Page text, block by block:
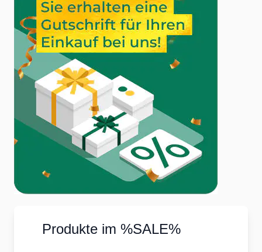
Wissenschaftlich erprobte Qualität: Hochwertige MSM-
Produkte sind wissenschaftlich geprüft und bieten
nachweisbare Vorteile für Ihre Gesundheit.
Vorbeugung von Schwefelmangel durch MSM und
Ein dauerhafter Schwefelmangel lässt sich nicht nur durch
die Zufuhr von MSM-Nahrungsergänzungsmitteln
vermeiden. Auch Mangan spielt eine wichtige Rolle im
Schwefelstoffwechsel und kann den Schwefelhaushalt
stabilisieren. Eine Kombination aus MSM-Präparaten und
Mangan kann dazu beitragen, Ihren Schwefelbedarf
langfristig zu sichern und Ihr Wohlbefinden zu verbessern.
MSM Präparate zuführen & Wohlbefinden unterstützen
Kapseln, MSM Tabletten oder MSM Pulver in unserem
Produkte im %SALE%